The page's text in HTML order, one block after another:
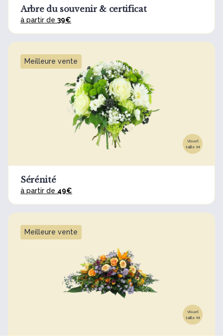
Arbre du souvenir & certificat
à partir de 39€
Meilleure vente
Visuel
taille M
Sérénité
à partir de 49€
Meilleure vente
Visuel
taille M